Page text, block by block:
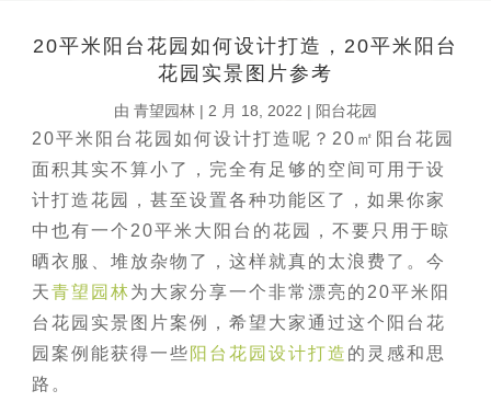
20平米阳台花园如何设计打造，20平米阳台
花园实景图片参考
由 青望园林 | 2 月 18, 2022 | 阳台花园
20平米阳台花园如何设计打造呢？20㎡阳台花园
面积其实不算小了，完全有足够的空间可用于设
计打造花园，甚至设置各种功能区了，如果你家
中也有一个20平米大阳台的花园，不要只用于晾
晒衣服、堆放杂物了，这样就真的太浪费了。今
天青望园林为大家分享一个非常漂亮的20平米阳
台花园实景图片案例，希望大家通过这个阳台花
园案例能获得一些 阳台花园设计打造 的灵感和思
路。